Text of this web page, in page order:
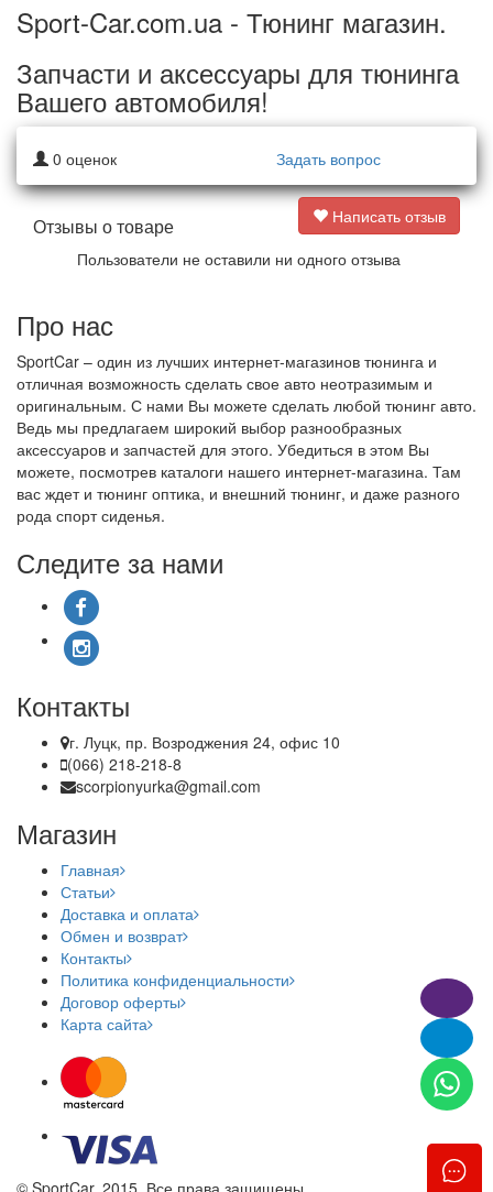
Sport-Car.com.ua - Тюнинг магазин.
Запчасти и аксессуары для тюнинга
Вашего автомобиля!
0 оценок Задать вопрос
Отзывы о товаре
Написать отзыв
Пользователи не оставили ни одного отзыва
Про нас
SportCar – один из лучших интернет-магазинов тюнинга и
отличная возможность сделать свое авто неотразимым и
оригинальным. С нами Вы можете сделать любой тюнинг авто.
Ведь мы предлагаем широкий выбор разнообразных
аксессуаров и запчастей для этого. Убедиться в этом Вы
можете, посмотрев каталоги нашего интернет-магазина. Там
вас ждет и тюнинг оптика, и внешний тюнинг, и даже разного
рода спорт сиденья.
Следите за нами
Контакты
г. Луцк, пр. Возроджения 24, офис 10
(066) 218-218-8
scorpionyurka@gmail.com
Магазин
Главная
Статьи
Доставка и оплата
Обмен и возврат
Контакты
Политика конфиденциальности
Договор оферты
Карта сайта